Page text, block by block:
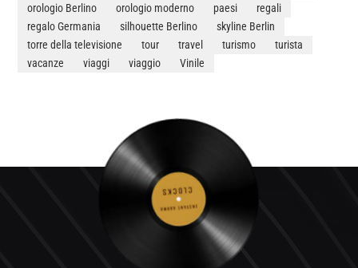
orologio Berlino
orologio moderno paesi
regali
regalo Germania
silhouette Berlino
skyline Berlin
torre della televisione
tour travel turismo
turista
vacanze
viaggi viaggio Vinile